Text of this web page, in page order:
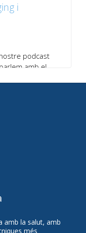
i
podcast
amb el
amb la salut, amb
més